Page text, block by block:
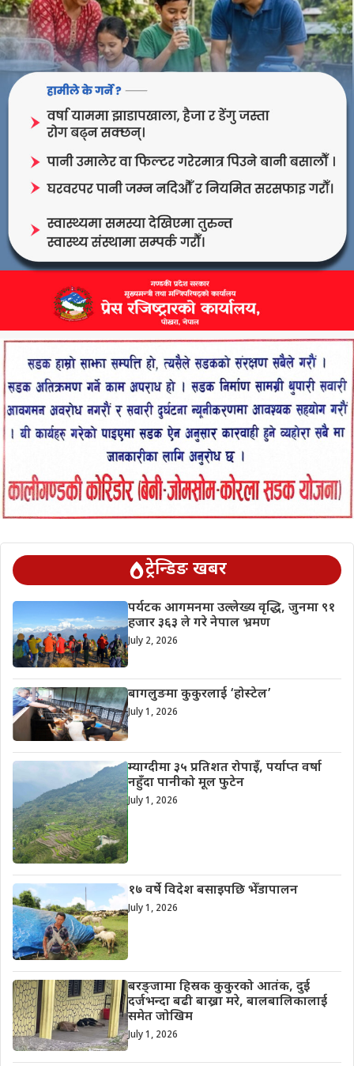
ट्रेन्डिङ खबर
पर्यटक आगमनमा उल्लेख्य वृद्धि, जुनमा ९१
हजार ३६३ ले गरे नेपाल भ्रमण
July 2, 2026
बागलुङमा कुकुरलाई ‘होस्टेल’
July 1, 2026
म्याग्दीमा ३५ प्रतिशत रोपाइँ, पर्याप्त वर्षा
नहुँदा पानीको मूल फुटेन
July 1, 2026
१७ वर्षे विदेश बसाइपछि भेँडापालन
July 1, 2026
बरङ्जामा हिस्रक कुकुरको आतंक, दुई
दर्जभन्दा बढी बाख्रा मरे, बालबालिकालाई
समेत जोखिम
July 1, 2026